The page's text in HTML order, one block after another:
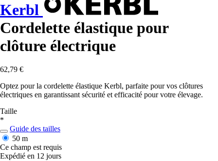
Kerbl
Cordelette élastique pour
clôture électrique
62,79 €
Optez pour la cordelette élastique Kerbl, parfaite pour vos clôtures
électriques en garantissant sécurité et efficacité pour votre élevage.
Taille
*
Guide des tailles
50 m
Ce champ est requis
Expédié en 12 jours